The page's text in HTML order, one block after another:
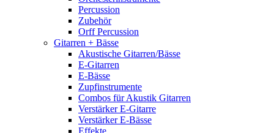
Percussion
Zubehör
Orff Percussion
Gitarren + Bässe
Akustische Gitarren/Bässe
E-Gitarren
E-Bässe
Zupfinstrumente
Combos für Akustik Gitarren
Verstärker E-Gitarre
Verstärker E-Bässe
Effekte